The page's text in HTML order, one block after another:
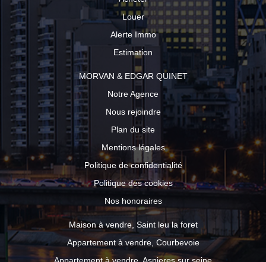
Louer
Alerte Immo
Estimation
MORVAN & EDGAR QUINET
Notre Agence
Nous rejoindre
Plan du site
Mentions légales
Politique de confidentialité
Politique des cookies
Nos honoraires
Maison à vendre, Saint leu la foret
Appartement à vendre, Courbevoie